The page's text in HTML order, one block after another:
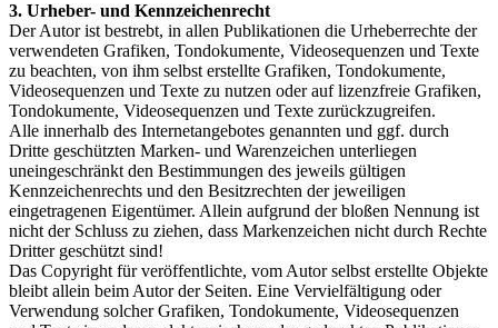
3. Urheber- und Kennzeichenrecht
Der Autor ist bestrebt, in allen Publikationen die Urheberrechte der
verwendeten Grafiken, Tondokumente, Videosequenzen und Texte
zu beachten, von ihm selbst erstellte Grafiken, Tondokumente,
Videosequenzen und Texte zu nutzen oder auf lizenzfreie Grafiken,
Tondokumente, Videosequenzen und Texte zurückzugreifen.
Alle innerhalb des Internetangebotes genannten und ggf. durch
Dritte geschützten Marken- und Warenzeichen unterliegen
uneingeschränkt den Bestimmungen des jeweils gültigen
Kennzeichenrechts und den Besitzrechten der jeweiligen
eingetragenen Eigentümer. Allein aufgrund der bloßen Nennung ist
nicht der Schluss zu ziehen, dass Markenzeichen nicht durch Rechte
Dritter geschützt sind!
Das Copyright für veröffentlichte, vom Autor selbst erstellte Objekte
bleibt allein beim Autor der Seiten. Eine Vervielfältigung oder
Verwendung solcher Grafiken, Tondokumente, Videosequenzen